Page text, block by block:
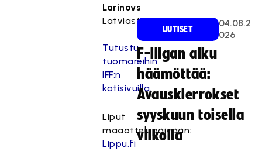
Larinovs
Latviasta.
Tutustu
tuomareihin
IFF:n
kotisivuilla.
Liput
maaottelupäivään:
Lippu.fi
UUTISET
04.08.2
026
F-liigan alku
häämöttää:
Avauskierrokset
syyskuun toisella
viikolla